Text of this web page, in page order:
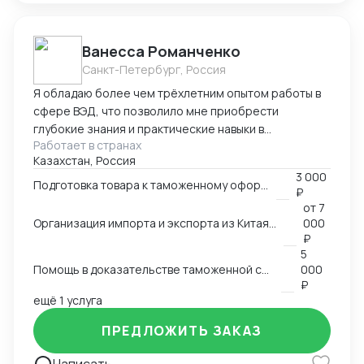
Ванесса Романченко
Санкт-Петербург, Россия
Я обладаю более чем трёхлетним опытом работы в
сфере ВЭД, что позволило мне приобрести
глубокие знания и практические навыки в
организации международных перевозок. За это
время я успешно координировал логистические
процессы при перевозках грузов из Китая, Индии,
своевременную доставку и минимизацию затрат.
Мои ключевые компетенции включают таможенное
подготовку и проверку необходимых
разрешительных документов, взаимодействие с
таможенными органами, а также ответы на запросы
Федеральной таможенной службы (ФТС). Я умею
грамотно доказывать таможенную стоимость
Работает в странах
Казахстан, Россия
3 000
₽
Организация импорта и экспорта из Китая, Индии, Турции, Европы в Россию и Казахстан
от 7
000
₽
Помощь в доказательстве таможенной стоимости товара
5
000
₽
ещё 1 услуга
ПРЕДЛОЖИТЬ ЗАКАЗ